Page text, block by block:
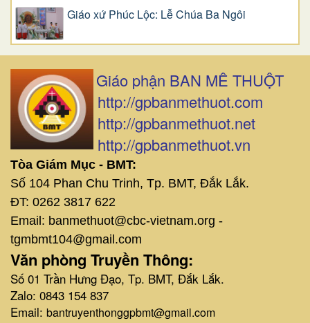
Giáo xứ Phúc Lộc: Lễ Chúa Ba Ngôi
Giáo phận BAN MÊ THUỘT
http://gpbanmethuot.com
http://gpbanmethuot.net
http://gpbanmethuot.vn
Tòa Giám Mục - BMT:
Số 104 Phan Chu Trinh, Tp. BMT, Đắk Lắk.
ĐT: 0262 3817 622
Email: banmethuot@cbc-vietnam.org -
tgmbmt104@gmail.com
Văn phòng Truyền Thông:
Số 01 Trần Hưng Đạo, Tp. BMT, Đắk Lắk.
Zalo: 0843 154 837
Email: bantruyenthonggpbmt@gmail.com